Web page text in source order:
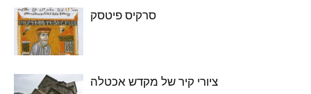
סרקיס פיטסק
ציורי קיר של מקדש אכטלה